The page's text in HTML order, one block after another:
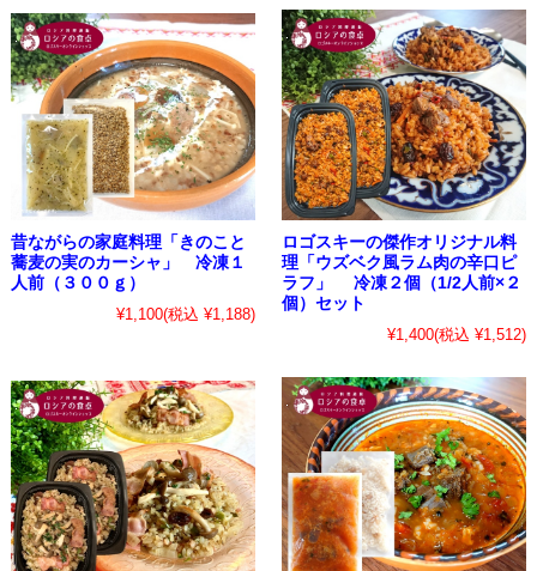
昔ながらの家庭料理「きのこと
蕎麦の実のカーシャ」 冷凍１
人前（３００ｇ）
¥1,100(税込 ¥1,188)
ロゴスキーの傑作オリジナル料
理「ウズベク風ラム肉の辛口ピ
ラフ」 冷凍２個（1/2人前×２
個）セット
¥1,400(税込 ¥1,512)